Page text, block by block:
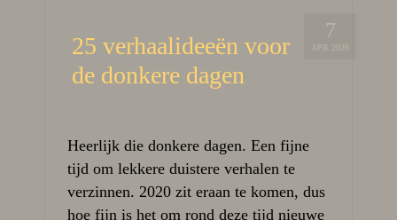
7
APR 2026
25 verhaalideeën voor
de donkere dagen
Heerlijk die donkere dagen. Een fijne
tijd om lekkere duistere verhalen te
verzinnen. 2020 zit eraan te komen, dus
hoe fijn is het om rond deze tijd nieuwe